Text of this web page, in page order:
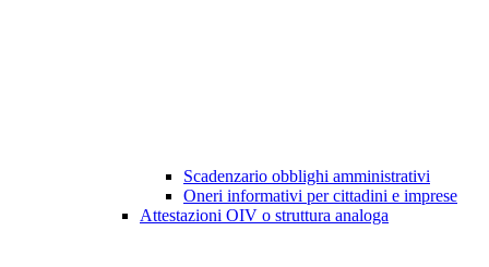
Scadenzario obblighi amministrativi
Oneri informativi per cittadini e imprese
Attestazioni OIV o struttura analoga